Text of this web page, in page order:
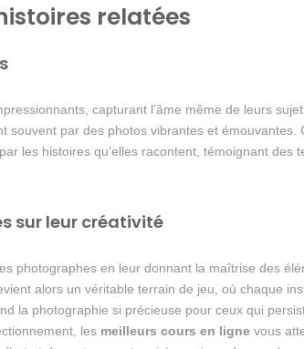
relatées
capturant l’âme même de leurs
souvent par des photos vibrantes et émouvantes.
les histoires qu’elles racontent, témoignant des
sur leur créativité
photographes en leur donnant la maîtrise des
alors un véritable terrain de jeu, où chaque
la photographie si précieuse pour ceux qui
les meilleurs cours en ligne vous